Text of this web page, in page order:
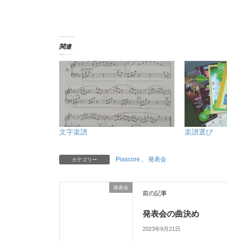
関連
文字楽譜 楽譜選び
カテゴリー Piascore 、 発表会
発表会
前の記事
発表会の曲決め
2023年9月21日